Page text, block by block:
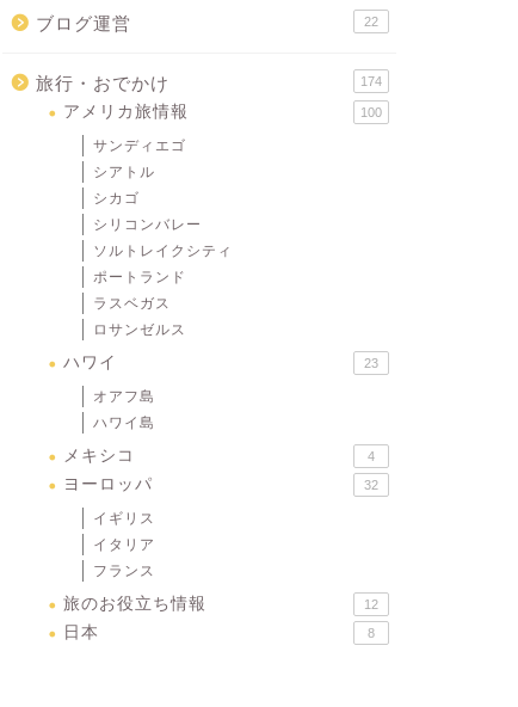
ブログ運営 22
旅行・おでかけ 174
アメリカ旅情報 100
サンディエゴ
シアトル
シカゴ
シリコンバレー
ソルトレイクシティ
ポートランド
ラスベガス
ロサンゼルス
ハワイ 23
オアフ島
ハワイ島
メキシコ 4
ヨーロッパ 32
イギリス
イタリア
フランス
旅のお役立ち情報 12
日本 8